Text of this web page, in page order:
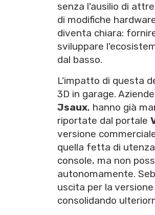
senza l'ausilio di
di modifiche
diventa chiara:
sviluppare
dal basso.
L'impatto di questa
3D in garage.
Jsaux, hanno già
riportate dal portale
versione
quella fetta di
console, ma non
autonomamente.
uscita per la versione
consolidando